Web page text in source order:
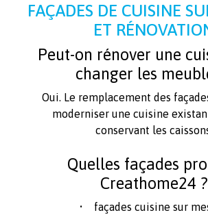
FAÇADES DE CUISINE
ET
Peut-on rénover une
changer les
Oui. Le remplacement des
moderniser une cuisine
conservant les
Quelles façades
Creathome24 ?
• façades cuisine sur